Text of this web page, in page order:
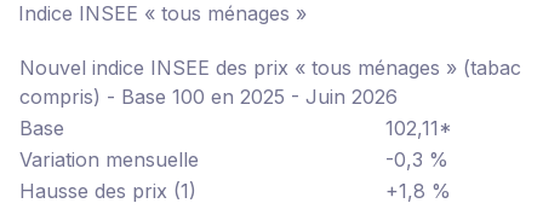
Indice INSEE « tous ménages »
Nouvel indice INSEE des prix « tous ménages » (tabac
compris) - Base 100 en 2025 - Juin 2026
Base
102,11*
Variation mensuelle
-0,3 %
Hausse des prix (1)
+1,8 %